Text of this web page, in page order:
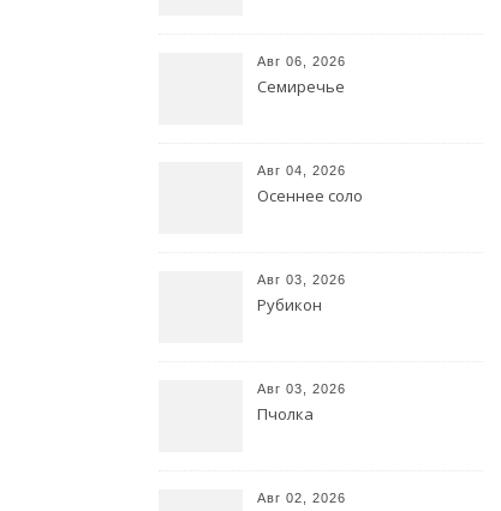
Авг 06, 2026
Семиречье
Авг 04, 2026
Осеннее соло
Авг 03, 2026
Рубикон
Авг 03, 2026
Пчолка
Авг 02, 2026